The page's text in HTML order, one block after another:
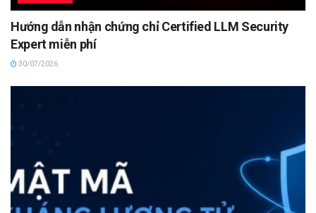
Hướng dẫn nhận chứng chỉ Certified LLM Security
Expert miễn phí
30/07/2026